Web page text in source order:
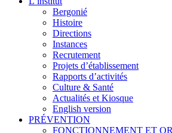
Bergonié
Histoire
Directions
Instances
Recrutement
Projets d’établissement
Rapports d’activités
Culture & Santé
Actualités et Kiosque
English version
PRÉVENTION
FONCTIONNEMENT ET